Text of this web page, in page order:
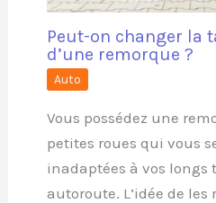
Peut-on changer la
d’une remorque ?
Auto
Vous possédez une
petites roues qui vous
inadaptées à vos longs
autoroute. L’idée de